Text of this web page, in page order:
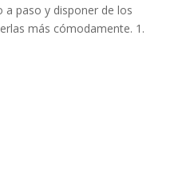
a paso y disponer de los
más cómodamente. 1.